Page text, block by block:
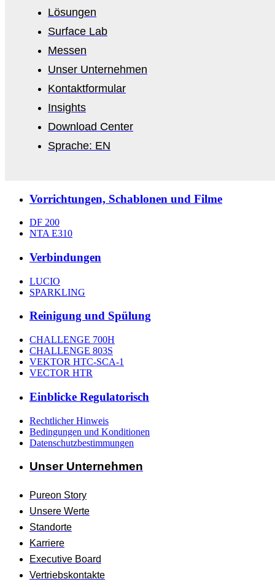
Lösungen
Surface Lab
Messen
Unser Unternehmen
Kontaktformular
Insights
Download Center
Sprache: EN
Vorrichtungen, Schablonen und Filme
DF 200
NTA E310
Verbindungen
LUCIO
SPARKLING
Reinigung und Spülung
CHALLENGE 700H
CHALLENGE 803S
VEKTOR HTC-SCA-1
VECTOR HTR
Einblicke Regulatorisch
Rechtlicher Hinweis
Bedingungen und Konditionen
Datenschutzbestimmungen
Unser Unternehmen
Pureon Story
Unsere Werte
Standorte
Karriere
Executive Board
Vertriebskontakte